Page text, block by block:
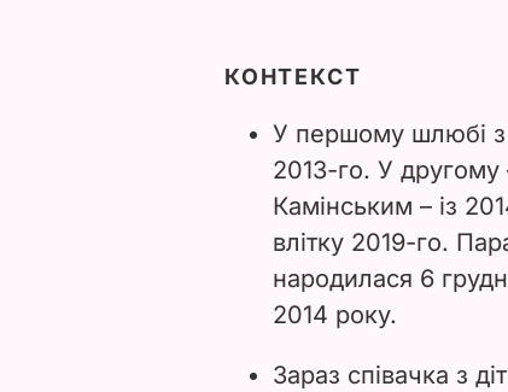
КОНТЕКСТ
У першому шлюбі з
2013-го. У другому
Камінським – із
влітку 2019-го.
народилася 6
2014 року.
Зараз співачка з